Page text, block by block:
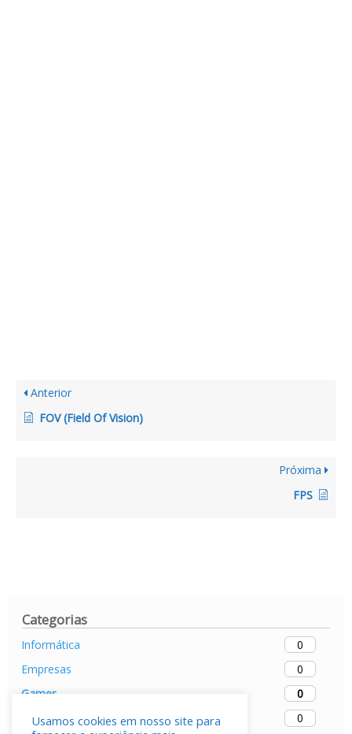
Categorias
Informática
0
Empresas
0
Gamer
0
Mobiles
0
Anterior
FOV (Field Of Vision)
Próxima
FPS
Usamos cookies em nosso site para